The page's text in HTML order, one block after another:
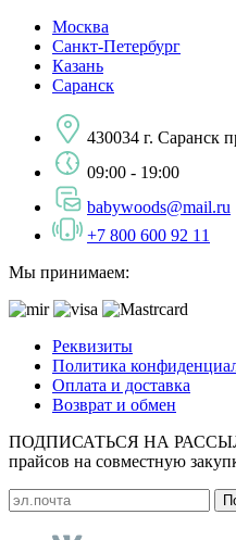
Москва
Санкт-Петербург
Казань
Саранск
430034 г. Саранск
09:00 - 19:00
babywoods@mail.ru
+7 800 600 92 11
Мы принимаем:
Реквизиты
Политика
Оплата и доставка
Возврат и обмен
ПОДПИСАТЬСЯ НА
прайсов на совместную